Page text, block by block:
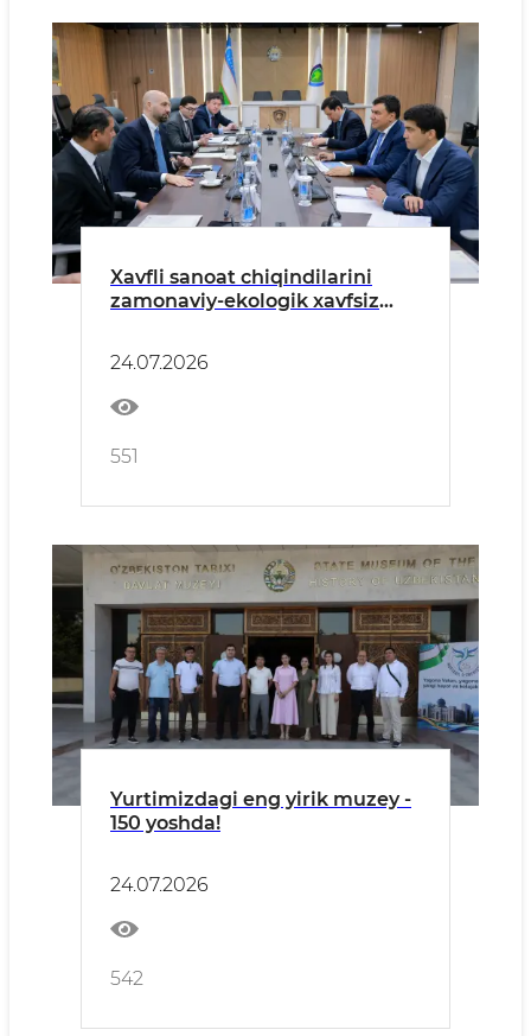
Xavfli sanoat chiqindilarini
zamonaviy-ekologik xavfsiz
24.07.2026
551
Yurtimizdagi eng yirik muzey -
150 yoshda!
24.07.2026
542